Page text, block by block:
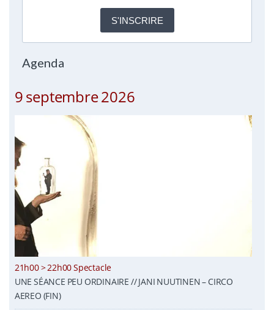
S'INSCRIRE
Agenda
9 septembre 2026
21h00 > 22h00 Spectacle
UNE SÉANCE PEU ORDINAIRE // JANI NUUTINEN – CIRCO
AEREO (FIN)